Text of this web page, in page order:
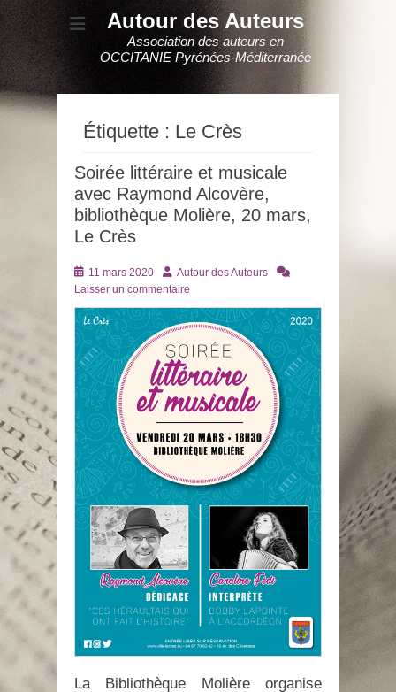
Autour des Auteurs
Association des auteurs en
OCCITANIE Pyrénées-Méditerranée
Étiquette : Le Crès
Soirée littéraire et musicale
avec Raymond Alcovère,
bibliothèque Molière, 20 mars,
Le Crès
Posté
le
11 mars 2020 AuteurAutour des Auteurs
Laisser un commentaire
La Bibliothèque Molière organise